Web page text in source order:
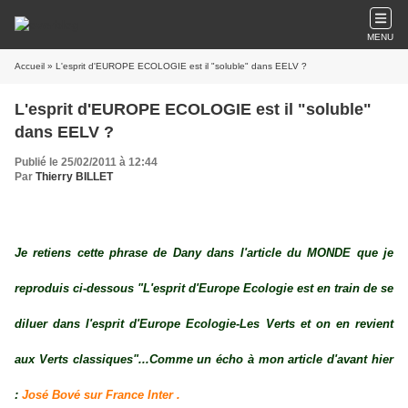
MENU
Accueil » L'esprit d'EUROPE ECOLOGIE est il "soluble" dans EELV ?
L'esprit d'EUROPE ECOLOGIE est il "soluble"
dans EELV ?
Publié le 25/02/2011 à 12:44
Par Thierry BILLET
Je retiens cette phrase de Dany dans l'article du MONDE que je
reproduis ci-dessous "L'esprit d'Europe Ecologie est en train de se
diluer dans l'esprit d'Europe Ecologie-Les Verts et on en revient
aux Verts classiques"...Comme un écho à mon article d'avant hier
: José Bové sur France Inter .